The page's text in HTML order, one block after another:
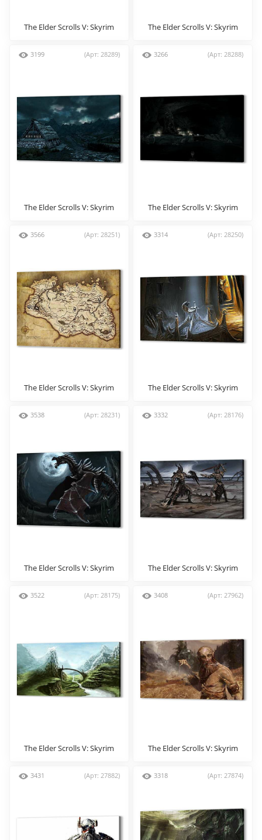
The Elder Scrolls V: Skyrim The Elder Scrolls V: Skyrim
3199 (Арт: 28289)
The Elder Scrolls V: Skyrim
3266 (Арт: 28288)
The Elder Scrolls V: Skyrim
3566 (Арт: 28251)
The Elder Scrolls V: Skyrim
3314 (Арт: 28250)
The Elder Scrolls V: Skyrim
3538 (Арт: 28231)
The Elder Scrolls V: Skyrim
3332 (Арт: 28176)
The Elder Scrolls V: Skyrim
3522 (Арт: 28175)
The Elder Scrolls V: Skyrim
3408 (Арт: 27962)
The Elder Scrolls V: Skyrim
3431 (Арт: 27882) 3318 (Арт: 27874)